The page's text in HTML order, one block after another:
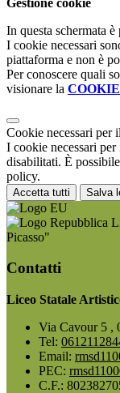
In questa schermata
I cookie necessari
piattaforma e non è
Per conoscere quali
visionare la
Cookie necessari per
I cookie necessari
disabilitati. È
policy.
Accetta tutti Salva
Picasso"
Contatti
Liceo Statale
Via Cavour 5 ,
Tel:
Email:
PEC:
C.F.: